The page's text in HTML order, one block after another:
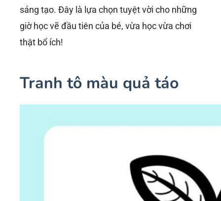
sáng tạo. Đây là lựa chọn tuyệt vời cho những
giờ học vẽ đầu tiên của bé, vừa học vừa chơi
thật bổ ích!
Tranh tô màu quả táo